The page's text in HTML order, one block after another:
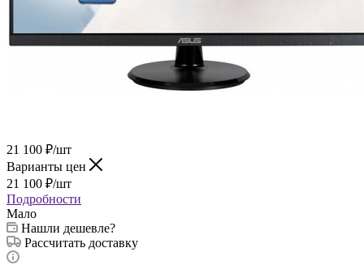
21 100 ₽/шт
Варианты цен
21 100 ₽/шт
Подробности
Мало
Нашли дешевле?
Рассчитать доставку